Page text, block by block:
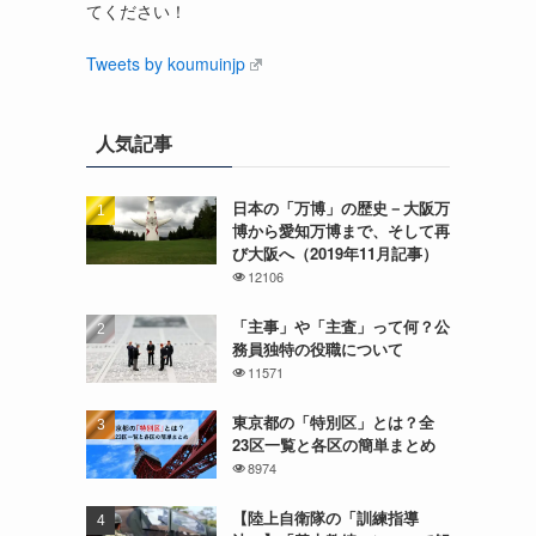
てください！
Tweets by koumuinjp
人気記事
日本の「万博」の歴史－大阪万
博から愛知万博まで、そして再
び大阪へ（2019年11月記事）
12106
「主事」や「主査」って何？公
務員独特の役職について
11571
東京都の「特別区」とは？全
23区一覧と各区の簡単まとめ
8974
【陸上自衛隊の「訓練指導